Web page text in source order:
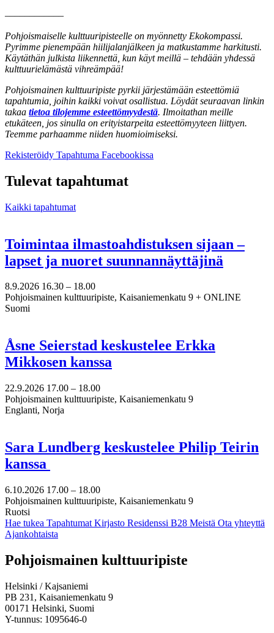
––––––––––––
Pohjoismaiselle kulttuuripisteelle on myönnetty Ekokompassi.
Pyrimme pienempään hiilijalanjälkeen ja matkustamme harkitusti.
Käytäthän julkista liikennettä, kun käyt meillä – tehdään yhdessä
kulttuurielämästä vihreämpää!
Pohjoismainen kulttuuripiste pyrkii järjestämään esteettömiä
tapahtumia, joihin kaikki voivat osallistua. Löydät seuraavan linkin
takaa tietoa tilojemme esteettömyydestä. Ilmoitathan meille
etukäteen, jos sinulla on erityistarpeita esteettömyyteen liittyen.
Teemme parhaamme niiden huomioimiseksi.
Rekisteröidy Avataan
välilehteen
Tapahtuma Facebookissa
Tulevat tapahtumat
Kaikki tapahtumat
Toimintaa ilmastoahdistuksen sijaan –
lapset ja nuoret suunnannäyttäjinä
8.9.2026 16.30 – 18.00
Pohjoismainen kulttuuripiste, Kaisaniemenkatu 9 + ONLINE
Suomi
Åsne Seierstad keskustelee Erkka
Mikkosen kanssa
22.9.2026 17.00 – 18.00
Pohjoismainen kulttuuripiste, Kaisaniemenkatu 9
Englanti, Norja
Sara Lundberg keskustelee Philip Teirin
kanssa
6.10.2026 17.00 – 18.00
Pohjoismainen kulttuuripiste, Kaisaniemenkatu 9
Ruotsi
Hae tukea Tapahtumat Kirjasto Residenssi B28 Meistä Ota yhteyttä
Ajankohtaista
Facebook:
Avataan
välilehteen
Instagram:
Avataan
välilehteen
TikTok:
Avataan
välilehteen
Youtube:
Avataan
välilehteen
Vimeo:
Avataan
välilehteen
Pohjoismainen kulttuuripiste
Helsinki / Kajsaniemi
PB 231, Kaisaniemenkatu 9
00171 Helsinki, Suomi
Y-tunnus: 1095646-0